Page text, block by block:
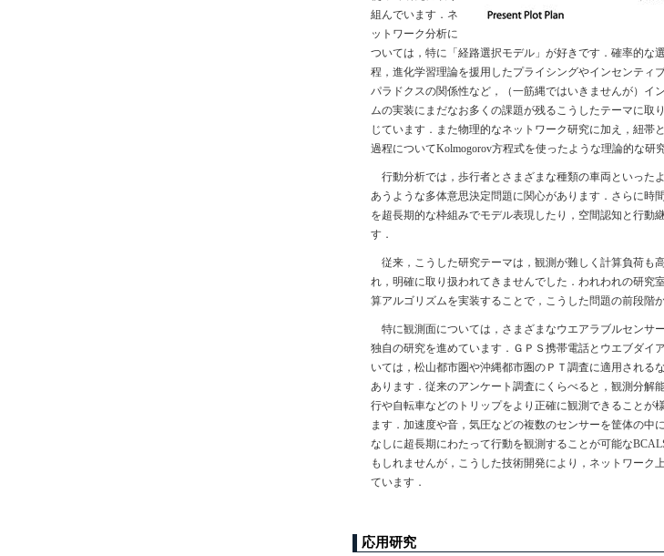
組んでいます．ネ
ットワーク分析に
ついては，特に「経路選択モデル」が好きです．確率的な
程，進化学習理論を援用したプライシングやインセンティ
パラドクスの関係性など，（一筋縄ではいきませんが）イ
ムの実装にまだなお多くの課題が残るこうしたテーマに取
じています．また物理的なネットワーク研究に加え，紐帯
過程についてKolmogorov方程式を使ったような理論的な研
行動分析では，歩行者とさまざまな種類の車両といった
あうような多体意思決定問題に関心があります．さらに時
を超長期的な枠組みでモデル表現したり，空間認知と行動
す．
従来，こうした研究テーマは，観測が難しく計算負荷も
れ，明確に取り扱われてきませんでした．われわれの研究
算アルゴリズムを実装することで，こうした問題の前段階
特に観測面については，さまざまなウエアラブルセンサ
独自の研究を進めています．ＧＰＳ携帯電話とウエブダイ
いては，松山都市圏や沖縄都市圏のＰＴ調査に適用される
あります．従来のアンケート調査にくらべると，観測分解
行や自転車などのトリップをより正確に観測できることが
ます．加速度や音，気圧などの複数のセンサーを筐体の中
なしに超長期にわたって行動を観測することが可能な
もしれませんが，こうした技術開発により，ネットワーク
ています．
応用研究